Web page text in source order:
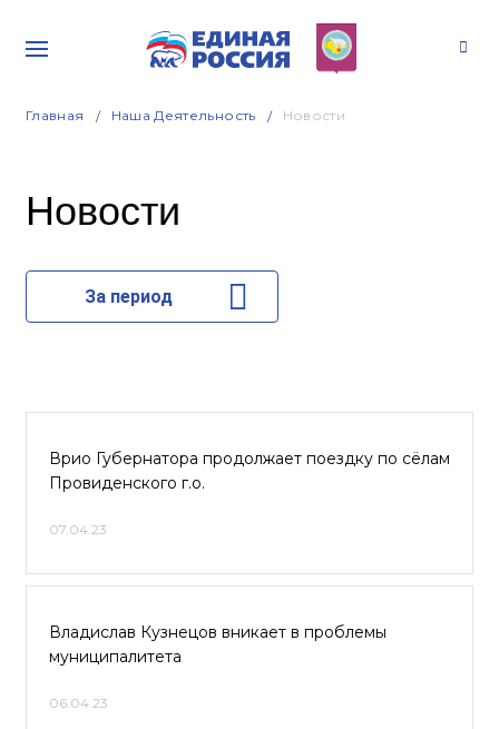
Главная Наша Деятельность Новости
Новости
За период
Врио Губернатора продолжает поездку по сёлам
Провиденского г.о.
07.04.23
Владислав Кузнецов вникает в проблемы
муниципалитета
06.04.23